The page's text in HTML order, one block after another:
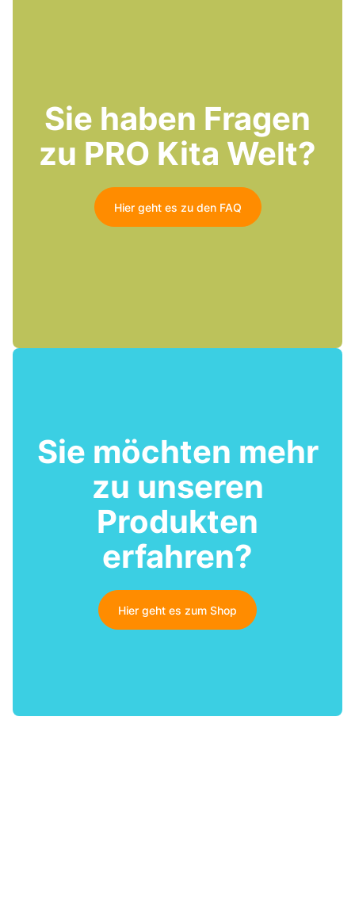
Sie haben Fragen
zu PRO Kita Welt?
Hier geht es zu den FAQ
Sie möchten mehr
zu unseren
Produkten
erfahren?
Hier geht es zum Shop